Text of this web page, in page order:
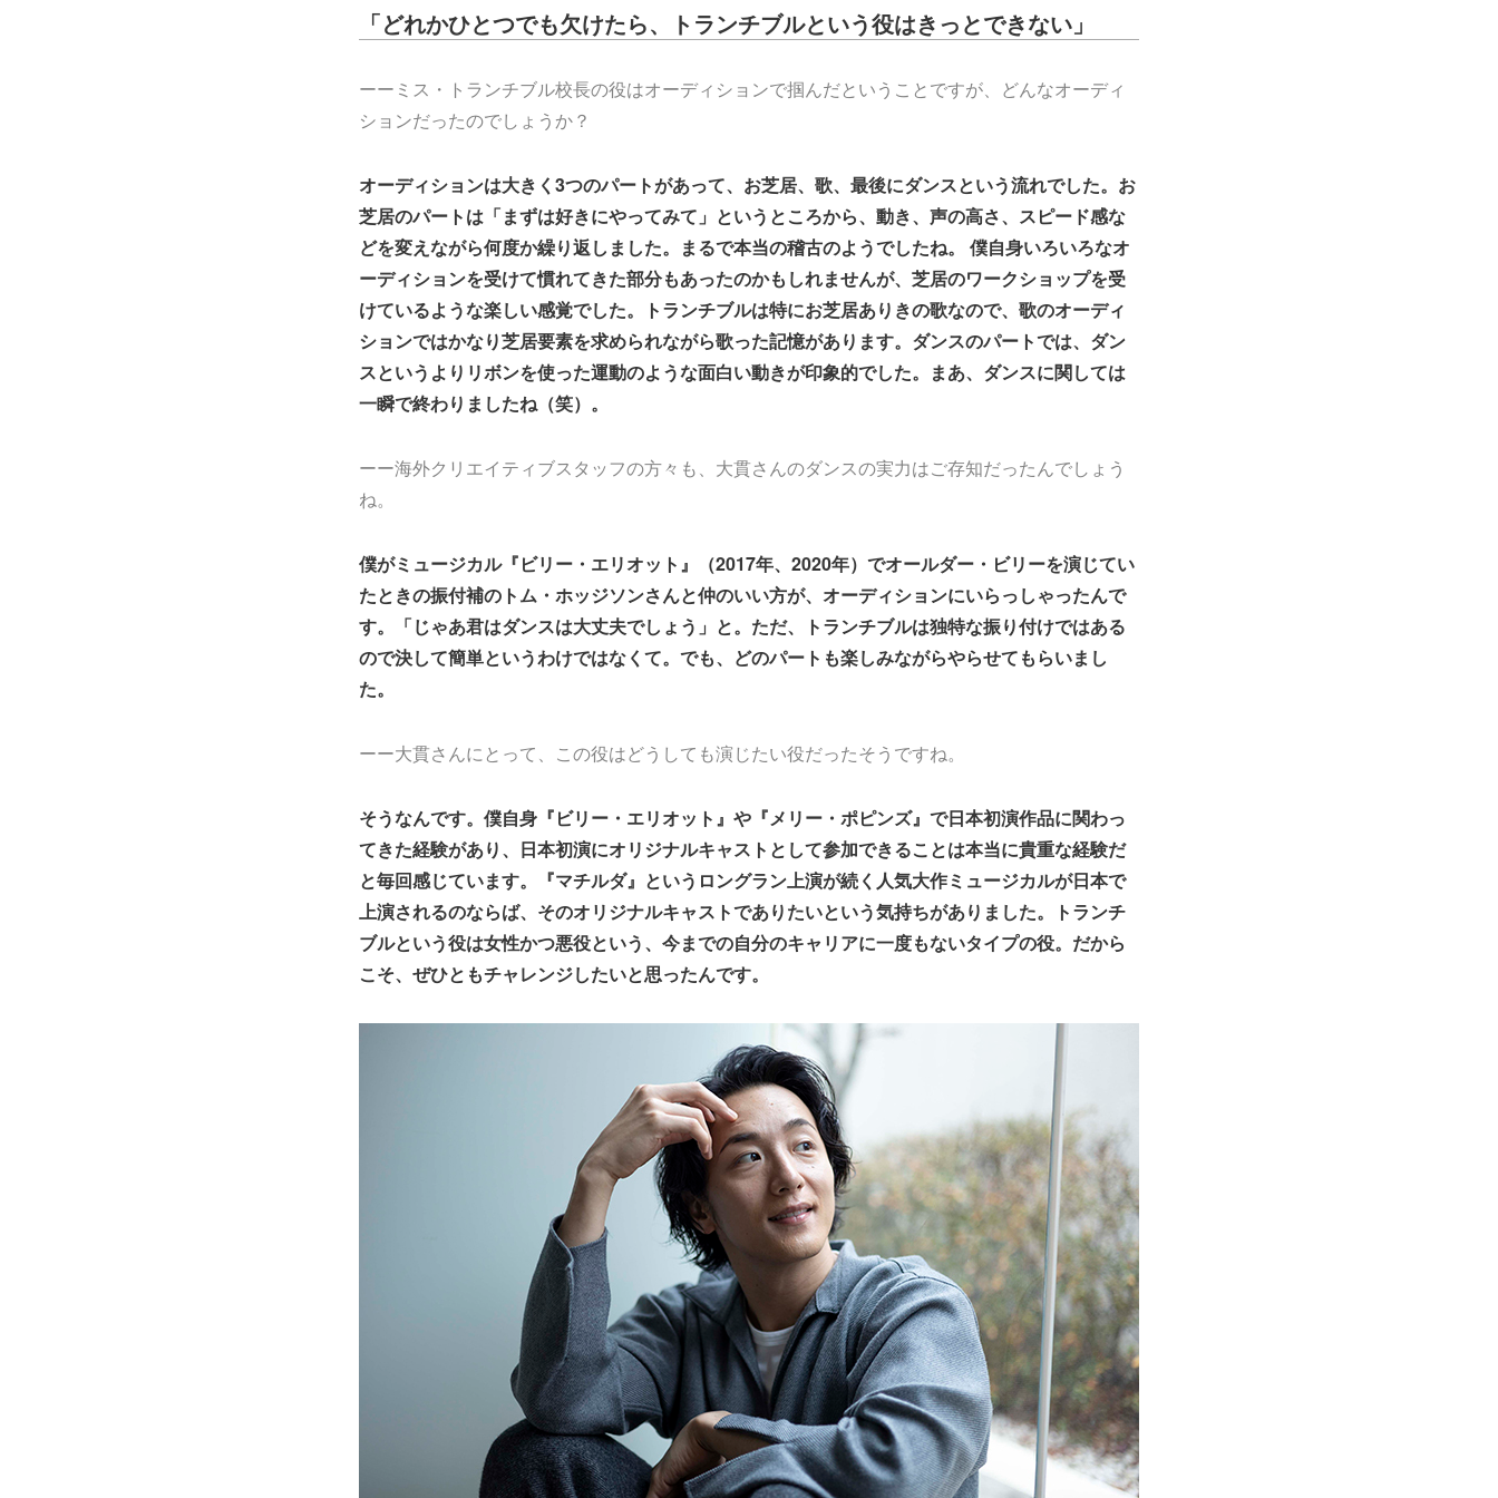
「どれかひとつでも欠けたら、トランチブルという役はきっとできない」
ーーミス・トランチブル校長の役はオーディションで掴んだということですが、どんなオーディ
ションだったのでしょうか？
オーディションは大きく3つのパートがあって、お芝居、歌、最後にダンスという流れでした。お
芝居のパートは「まずは好きにやってみて」というところから、動き、声の高さ、スピード感な
どを変えながら何度か繰り返しました。まるで本当の稽古のようでしたね。 僕自身いろいろなオ
ーディションを受けて慣れてきた部分もあったのかもしれませんが、芝居のワークショップを受
けているような楽しい感覚でした。トランチブルは特にお芝居ありきの歌なので、歌のオーディ
ションではかなり芝居要素を求められながら歌った記憶があります。ダンスのパートでは、ダン
スというよりリボンを使った運動のような面白い動きが印象的でした。まあ、ダンスに関しては
一瞬で終わりましたね（笑）。
ーー海外クリエイティブスタッフの方々も、大貫さんのダンスの実力はご存知だったんでしょう
ね。
僕がミュージカル『ビリー・エリオット』（2017年、2020年）でオールダー・ビリーを演じてい
たときの振付補のトム・ホッジソンさんと仲のいい方が、オーディションにいらっしゃったんで
す。「じゃあ君はダンスは大丈夫でしょう」と。ただ、トランチブルは独特な振り付けではある
ので決して簡単というわけではなくて。でも、どのパートも楽しみながらやらせてもらいまし
た。
ーー大貫さんにとって、この役はどうしても演じたい役だったそうですね。
そうなんです。僕自身『ビリー・エリオット』や『メリー・ポピンズ』で日本初演作品に関わっ
てきた経験があり、日本初演にオリジナルキャストとして参加できることは本当に貴重な経験だ
と毎回感じています。『マチルダ』というロングラン上演が続く人気大作ミュージカルが日本で
上演されるのならば、そのオリジナルキャストでありたいという気持ちがありました。トランチ
ブルという役は女性かつ悪役という、今までの自分のキャリアに一度もないタイプの役。だから
こそ、ぜひともチャレンジしたいと思ったんです。